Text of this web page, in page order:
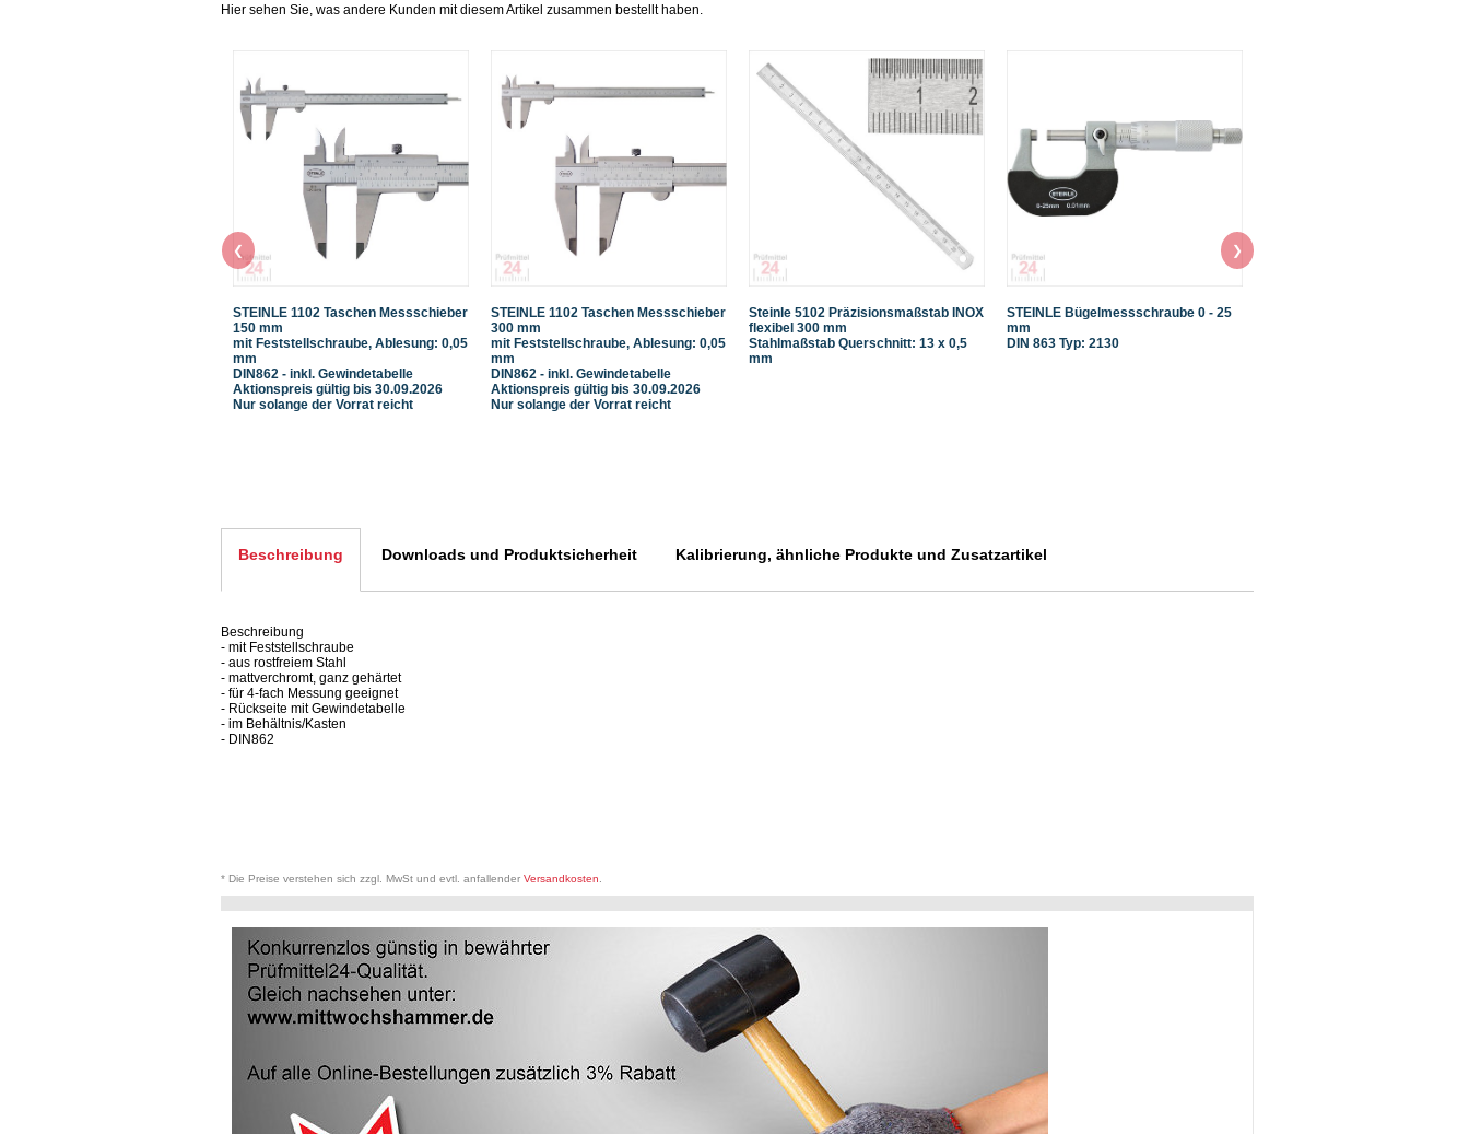
Hier sehen Sie, was andere Kunden mit diesem Artikel zusammen bestellt haben.
STEINLE 1102 Taschen Messschieber
150 mm
mit Feststellschraube, Ablesung: 0,05
mm
DIN862 - inkl. Gewindetabelle
Aktionspreis gültig bis 30.09.2026
Nur solange der Vorrat reicht
STEINLE 1102 Taschen Messschieber
300 mm
mit Feststellschraube, Ablesung: 0,05
mm
DIN862 - inkl. Gewindetabelle
Aktionspreis gültig bis 30.09.2026
Nur solange der Vorrat reicht
Steinle 5102 Präzisionsmaßstab INOX
flexibel 300 mm
Stahlmaßstab Querschnitt: 13 x 0,5
mm
STEINLE Bügelmessschraube 0 - 25
mm
DIN 863 Typ: 2130
❮ ❯
Beschreibung Downloads und Produktsicherheit Kalibrierung, ähnliche Produkte und Zusatzartikel
Beschreibung
- mit Feststellschraube
- aus rostfreiem Stahl
- mattverchromt, ganz gehärtet
- für 4-fach Messung geeignet
- Rückseite mit Gewindetabelle
- im Behältnis/Kasten
- DIN862
* Die Preise verstehen sich zzgl. MwSt und evtl. anfallender Versandkosten